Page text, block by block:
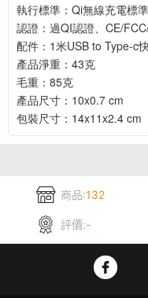
執行標準：Qi無線充電標準
認證：過QI認證、CE/
配件：1米USB to Type-c
產品淨重：43克
毛重：85克
產品尺寸：10x0.7 cm
包裝尺寸：14x11x2.4 cm
商品:132
評價:-